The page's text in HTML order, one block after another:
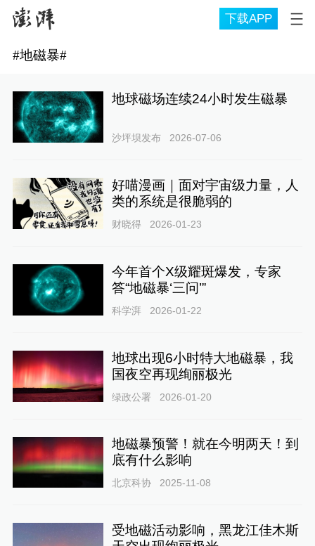
下载APP
#地磁暴#
地球磁场连续24小时发生磁暴
沙坪坝发布 2026-07-06
好喵漫画｜面对宇宙级力量，人
类的系统是很脆弱的
财晓得 2026-01-23
今年首个X级耀斑爆发，专家
答“地磁暴‘三问’”
科学湃 2026-01-22
地球出现6小时特大地磁暴，我
国夜空再现绚丽极光
绿政公署 2026-01-20
地磁暴预警！就在今明两天！到
底有什么影响
北京科协 2025-11-08
受地磁活动影响，黑龙江佳木斯